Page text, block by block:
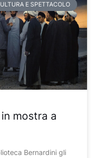
E SPETTACOLO
mostra a
Bernardini gli